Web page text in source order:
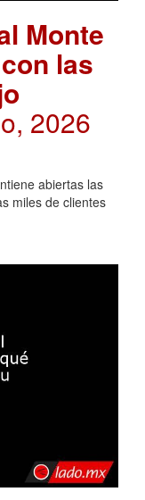
Monte
las
2026
abiertas las
miles de clientes